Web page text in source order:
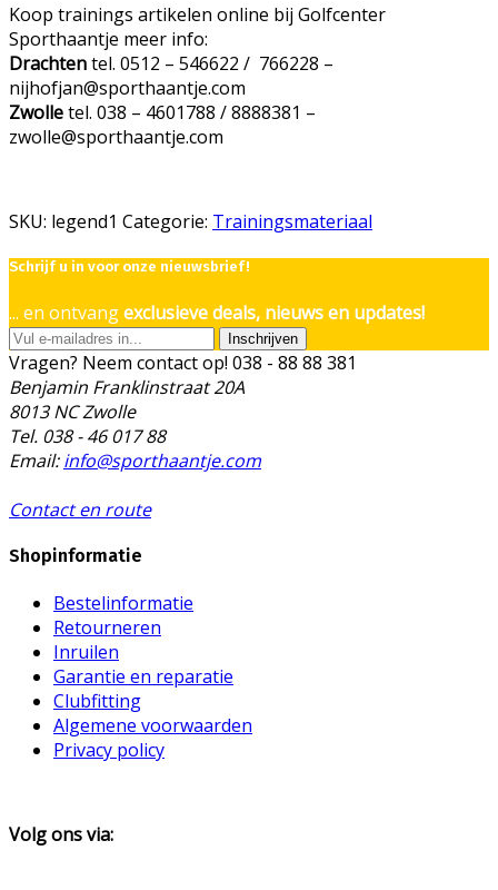
Koop trainings artikelen online bij Golfcenter
Sporthaantje meer info:
Drachtentel. 0512 – 546622 / 766228 –
nijhofjan@sporthaantje.com
Zwolletel. 038 – 4601788 / 8888381 –
zwolle@sporthaantje.com
SKU: legend1 Categorie: Trainingsmateriaal
Schrijf u in voor onze nieuwsbrief!
... en ontvangexclusieve deals, nieuws en updates!
Inschrijven
Vragen? Neem contact op! 038 - 88 88 381
Benjamin Franklinstraat 20A
8013 NC Zwolle
Tel. 038 - 46 017 88
Email:info@sporthaantje.com
Contact en route
Shopinformatie
Bestelinformatie
Retourneren
Inruilen
Garantie en reparatie
Clubfitting
Algemene voorwaarden
Privacy policy
Volg ons via: